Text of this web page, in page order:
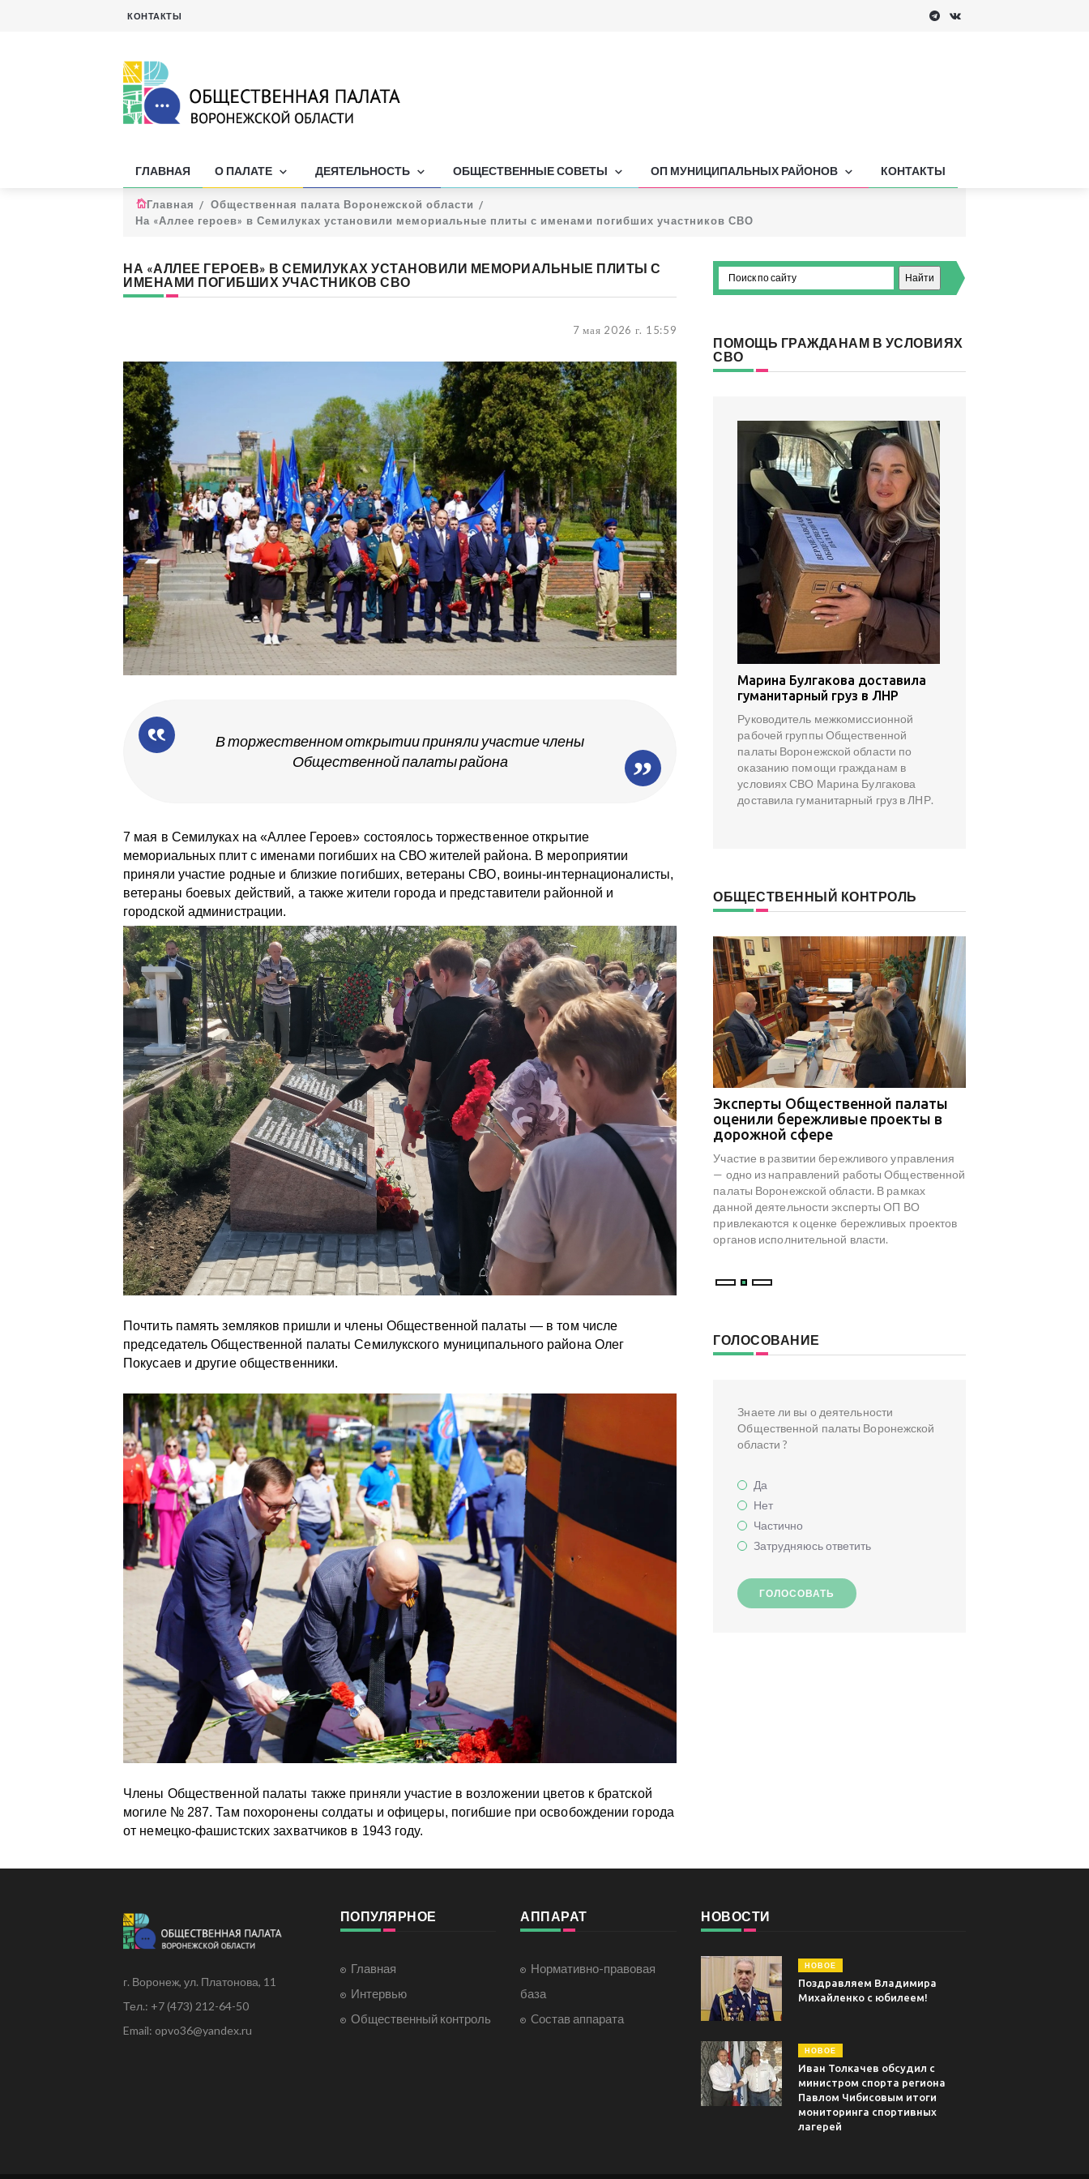
КОНТАКТЫ
ГЛАВНАЯ О ПАЛАТЕ ДЕЯТЕЛЬНОСТЬ ОБЩЕСТВЕННЫЕ СОВЕТЫ ОП МУНИЦИПАЛЬНЫХ РАЙОНОВ КОНТАКТЫ
Главная
Общественная палата Воронежской области
На «Аллее героев» в Семилуках установили мемориальные плиты с именами погибших участников СВО
НА «АЛЛЕЕ ГЕРОЕВ» В СЕМИЛУКАХ УСТАНОВИЛИ МЕМОРИАЛЬНЫЕ ПЛИТЫ С
ИМЕНАМИ ПОГИБШИХ УЧАСТНИКОВ СВО
7 мая 2026 г. 15:59
В торжественном открытии приняли участие члены
Общественной палаты района
7 мая в Семилуках на «Аллее Героев» состоялось торжественное открытие
мемориальных плит с именами погибших на СВО жителей района. В мероприятии
приняли участие родные и близкие погибших, ветераны СВО, воины‑интернационалисты,
ветераны боевых действий, а также жители города и представители районной и
городской администрации.
Почтить память земляков пришли и члены Общественной палаты — в том числе
председатель Общественной палаты Семилукского муниципального района Олег
Покусаев и другие общественники.
Члены Общественной палаты также приняли участие в возложении цветов к братской
могиле № 287. Там похоронены солдаты и офицеры, погибшие при освобождении города
от немецко‑фашистских захватчиков в 1943 году.
ПОМОЩЬ ГРАЖДАНАМ В УСЛОВИЯХ
СВО
Марина Булгакова доставила
гуманитарный груз в ЛНР
Руководитель межкомиссионной
рабочей группы Общественной
палаты Воронежской области по
оказанию помощи гражданам в
условиях СВО Марина Булгакова
доставила гуманитарный груз в ЛНР.
ОБЩЕСТВЕННЫЙ КОНТРОЛЬ
Представители фонда «Женщины
за жизнь» проверили женскую
консультацию в Воронеже
Фонд возглавляет заместитель председателя
комиссии по демографии, защите семьи,
детей и традиционных семейных ценностей
Общественной палаты РФ Наталья
Москвитина.
Эксперты Общественной палаты
оценили бережливые проекты в
дорожной сфере
Участие в развитии бережливого управления
— одно из направлений работы Общественной
палаты Воронежской области. В рамках
данной деятельности эксперты ОП ВО
привлекаются к оценке бережливых проектов
органов исполнительной власти.
ГОЛОСОВАНИЕ
Знаете ли вы о деятельности
Общественной палаты Воронежской
области ?
Да
Нет
Частично
Затрудняюсь ответить
ГОЛОСОВАТЬ
г. Воронеж, ул. Платонова, 11
Тел.: +7 (473) 212-64-50
Email: opvo36@yandex.ru
ПОПУЛЯРНОЕ
Главная
Интервью
Общественный контроль
АППАРАТ
Нормативно-правовая
база
Cостав аппарата
НОВОСТИ
НОВОЕ
Поздравляем Владимира
Михайленко с юбилеем!
НОВОЕ
Иван Толкачев обсудил с
министром спорта региона
Павлом Чибисовым итоги
мониторинга спортивных
лагерей